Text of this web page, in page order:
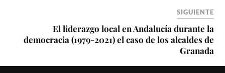
SIGUIENTE
El liderazgo local en Andalucía durante la
democracia (1979-2021) el caso de los alcaldes de
Granada